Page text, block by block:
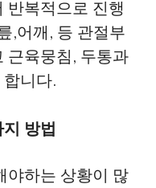
반복적으로 진행
,어깨, 등 관절부
근육뭉침, 두통과
니다.
방법
야하는 상황이 많